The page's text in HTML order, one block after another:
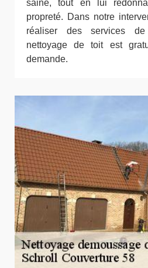
saine, tout en lui
propreté. Dans notre
réaliser des services
nettoyage de toit est
demande.